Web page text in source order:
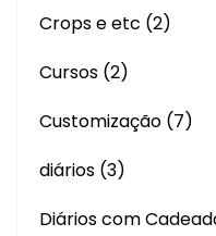
Crops e etc (2)
Cursos (2)
Customização (7)
diários (3)
Diários com